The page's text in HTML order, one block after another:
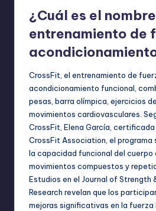
¿Cuál es el
entrenamiento de
CrossFit, el entrenamiento de
acondicionamiento funcional,
pesas, barra olímpica, ejercicios
movimientos cardiovasculares.
CrossFit, Elena García,
CrossFit Association, el programa
la capacidad funcional del cuerpo
movimientos compuestos y
Estudios en el Journal of Strength
Research revelan que los
mejoras significativas en la fuerza